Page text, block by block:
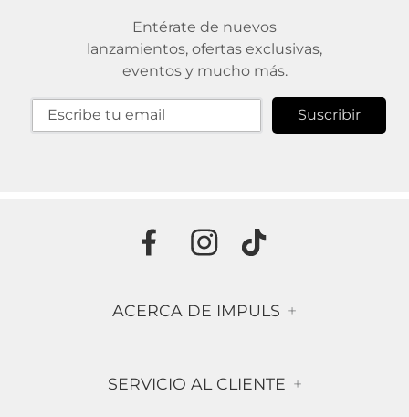
Entérate de nuevos
lanzamientos, ofertas exclusivas,
eventos y mucho más.
Suscribir
ACERCA DE IMPULS +
SERVICIO AL CLIENTE +